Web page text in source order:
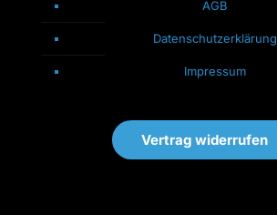
AGB
Datenschutzerklärung
Impressum
Vertrag widerrufen